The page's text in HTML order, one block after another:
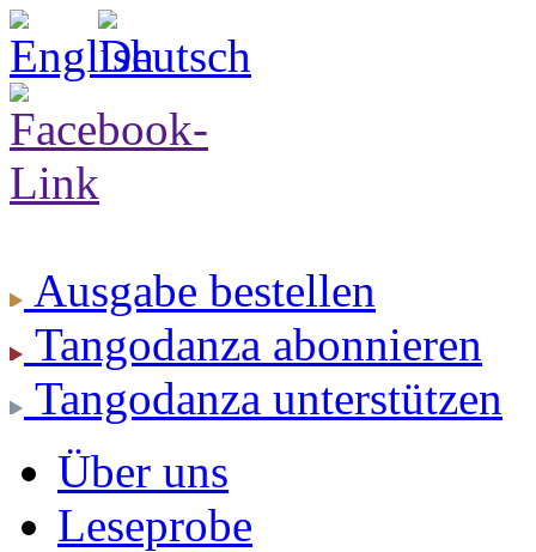
Ausgabe bestellen
Tangodanza abonnieren
Tangodanza unterstützen
Über uns
Leseprobe